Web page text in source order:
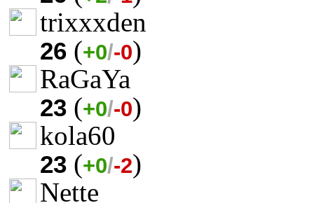
trixxxden
26 (+0/-0)
RaGaYa
23 (+0/-0)
kola60
23 (+0/-2)
Nette